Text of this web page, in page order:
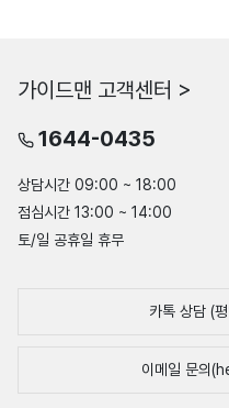
가이드맨 고객센터 >
1644-0435
상담시간 09:00 ~ 18:00
점심시간 13:00 ~ 14:00
토/일 공휴일 휴무
카톡 상담 (
이메일 문의